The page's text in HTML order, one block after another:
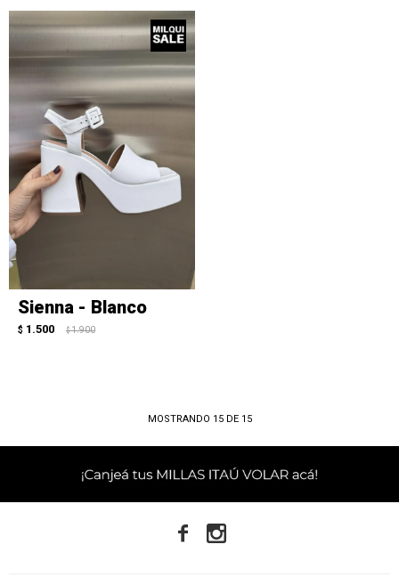
Sienna - Blanco
$ 1.500 $ 1.900
MOSTRANDO 15DE 15
 